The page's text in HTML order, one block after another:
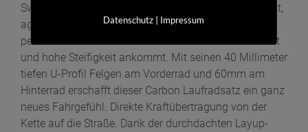
Swiss 180 EXP Nabe und SINC Ceramic Lagern. Leicht,
agil, antrittsstark und absolut zuverlässig. Ein
perfekter Laufradsatz wenn es auf minimales Gewicht
und hohe Steifigkeit ankommt. Mit seinen 40 Millimeter
tiefen U-Profil Felgen am Vorderrad und 60mm am
Hinterrad erschafft dieser Carbon Laufradsatz ein ganz
neues Fahrgefühl. Direkte Kraftübertragung von der
Kette auf die Straße. Dank der durchdachten Layup-
Datenschutz | Impressum